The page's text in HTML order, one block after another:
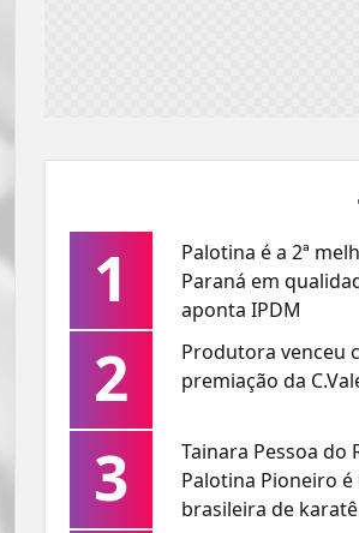
1
Palotina é a 2ª
Paraná em
aponta IPDM
2
Produtora venceu
premiação da
3
Tainara Pessoa do
Palotina Pioneiro é
brasileira de